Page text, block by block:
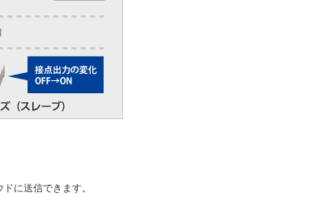
に送信できます。